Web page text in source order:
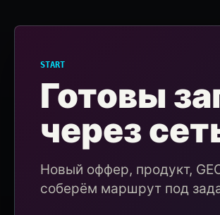
START
Готовы
через
Новый оффер, продукт,
соберём маршрут под